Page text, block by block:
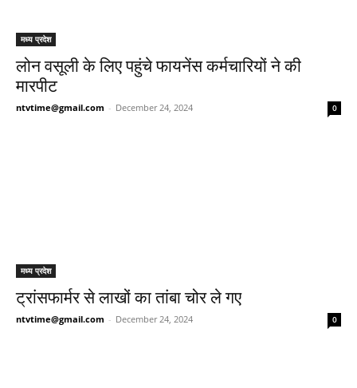
मध्य प्रदेश
लोन वसूली के लिए पहुंचे फायनेंस कर्मचारियों ने की
मारपीट
ntvtime@gmail.com - December 24, 2024 0
मध्य प्रदेश
ट्रांसफार्मर से लाखों का तांबा चोर ले गए
ntvtime@gmail.com - December 24, 2024 0